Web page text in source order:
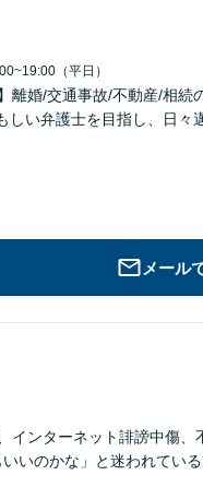
（平日）
離婚/交通事故/不動産/相
い弁護士を目指し、日々
メール
インターネット誹謗中傷、
いのかな」と迷われてい